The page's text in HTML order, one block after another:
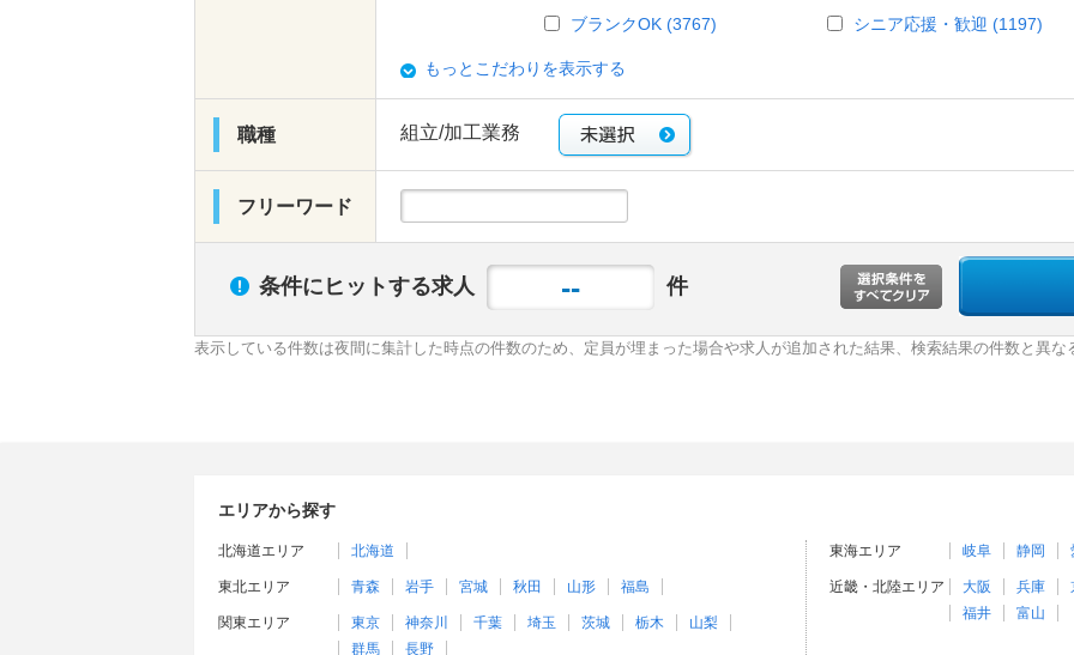
ブランクOK (3767)
シニア応援・歓迎 (1197)
もっとこだわりを表示する
職種 組立/加工業務
フリーワード
条件にヒットする求人 -- 件
表示している件数は夜間に集計した時点の件数のため、定員が埋まった場合や求人が追加された結果、検索結果の件数と異な
エリアから探す
北海道エリア 北海道
東北エリア 青森 岩手 宮城 秋田 山形 福島
関東エリア 東京 神奈川 千葉 埼玉 茨城 栃木
山梨
群馬
長野
東海エリア 岐阜 静岡
近畿・北陸エリア 大阪 兵庫
福井
富山